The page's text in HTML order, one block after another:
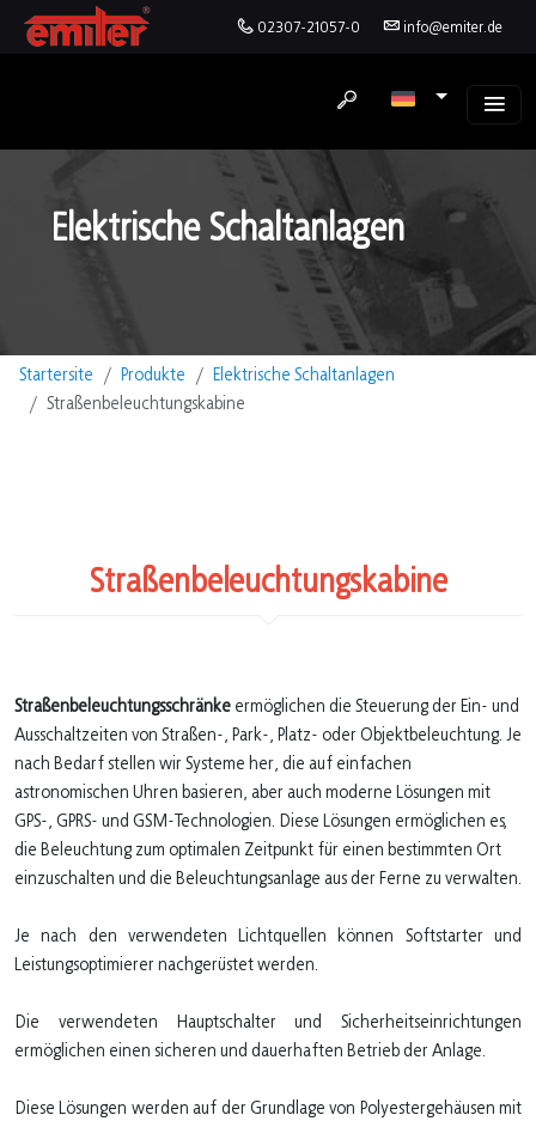
02307-21057-0 info@emiter.de
Elektrische Schaltanlagen
Startersite Produkte
Elektrische Schaltanlagen
Straßenbeleuchtungskabine
Straßenbeleuchtungskabine
Straßenbeleuchtungsschränke ermöglichen die Steuerung der Ein- und
Ausschaltzeiten von Straßen-, Park-, Platz- oder Objektbeleuchtung. Je
nach Bedarf stellen wir Systeme her, die auf einfachen
astronomischen Uhren basieren, aber auch moderne Lösungen mit
GPS-, GPRS- und GSM-Technologien. Diese Lösungen ermöglichen es,
die Beleuchtung zum optimalen Zeitpunkt für einen bestimmten Ort
einzuschalten und die Beleuchtungsanlage aus der Ferne zu verwalten.
Je nach den verwendeten Lichtquellen können Softstarter und
Leistungsoptimierer nachgerüstet werden.
Die verwendeten Hauptschalter und Sicherheitseinrichtungen
ermöglichen einen sicheren und dauerhaften Betrieb der Anlage.
Diese Lösungen werden auf der Grundlage von Polyestergehäusen mit